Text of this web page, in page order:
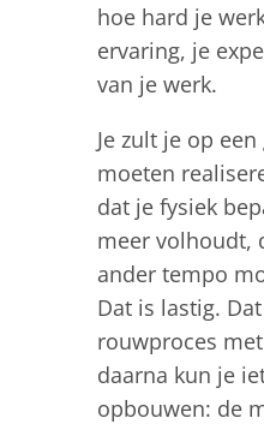
hoe hard je
ervaring, je
van je werk.
Je zult je op
moeten
dat je fysiek
meer volhoudt,
ander tempo
Dat is lastig.
rouwproces
daarna kun je
opbouwen: de